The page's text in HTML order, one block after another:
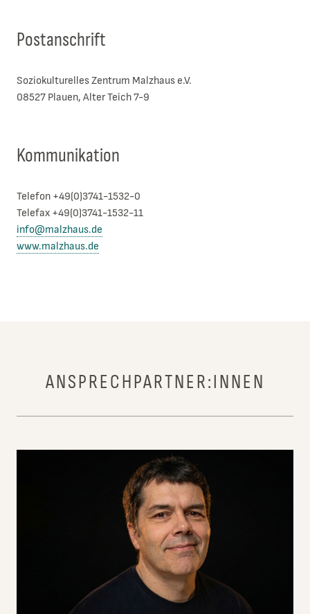
Postanschrift
Soziokulturelles Zentrum Malzhaus e.V.
08527 Plauen, Alter Teich 7-9
Kommunikation
Telefon +49(0)3741-1532-0
Telefax +49(0)3741-1532-11
info@malzhaus.de
www.malzhaus.de
ANSPRECHPARTNER:INNEN